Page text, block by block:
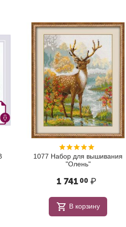
1077 Набор для вышивания
"Олень"
00 ₽
В корзину